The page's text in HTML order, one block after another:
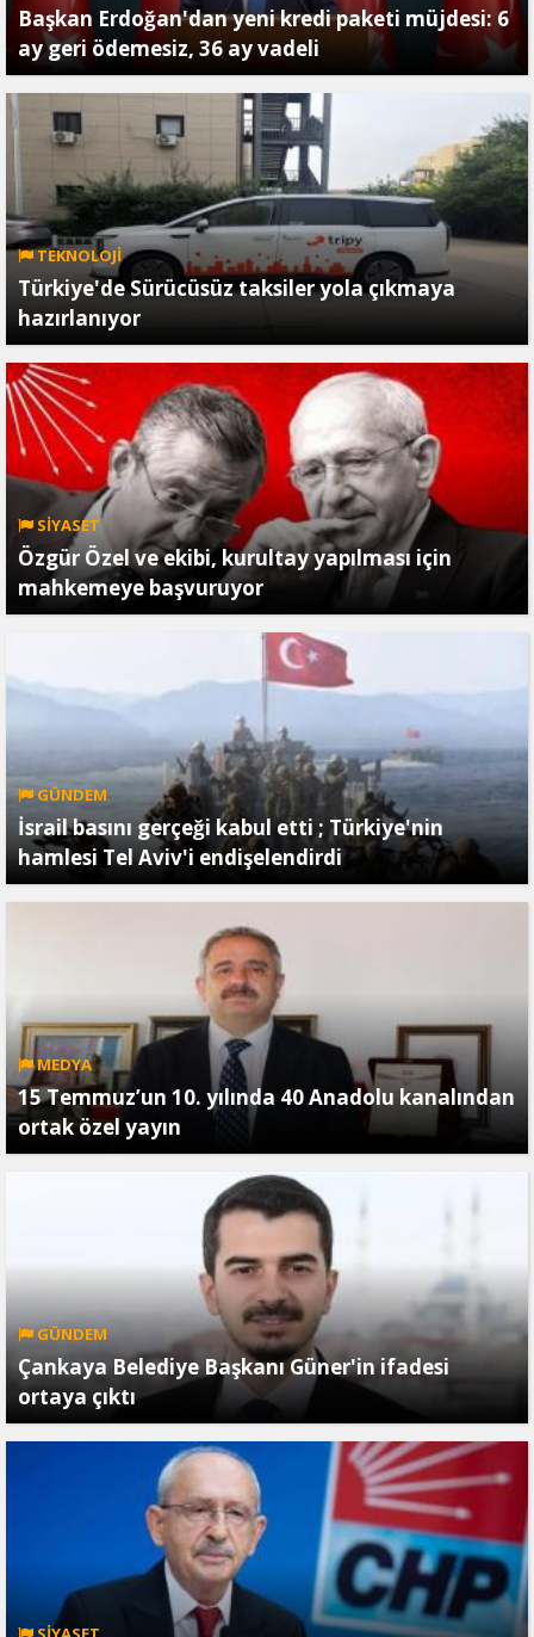
Başkan Erdoğan'dan yeni kredi paketi müjdesi: 6
ay geri ödemesiz, 36 ay vadeli
TEKNOLOJİ
Türkiye'de Sürücüsüz taksiler yola çıkmaya
hazırlanıyor
SİYASET
Özgür Özel ve ekibi, kurultay yapılması için
mahkemeye başvuruyor
GÜNDEM
İsrail basını gerçeği kabul etti ; Türkiye'nin
hamlesi Tel Aviv'i endişelendirdi
MEDYA
15 Temmuz’un 10. yılında 40 Anadolu kanalından
ortak özel yayın
GÜNDEM
Çankaya Belediye Başkanı Güner'in ifadesi
ortaya çıktı